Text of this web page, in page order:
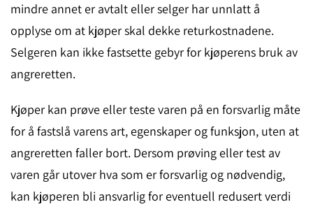
mindre annet er avtalt eller selger har unnlatt å
opplyse om at kjøper skal dekke returkostnadene.
Selgeren kan ikke fastsette gebyr for kjøperens bruk av
angreretten.
Kjøper kan prøve eller teste varen på en forsvarlig måte
for å fastslå varens art, egenskaper og funksjon, uten at
angreretten faller bort. Dersom prøving eller test av
varen går utover hva som er forsvarlig og nødvendig,
kan kjøperen bli ansvarlig for eventuell redusert verdi